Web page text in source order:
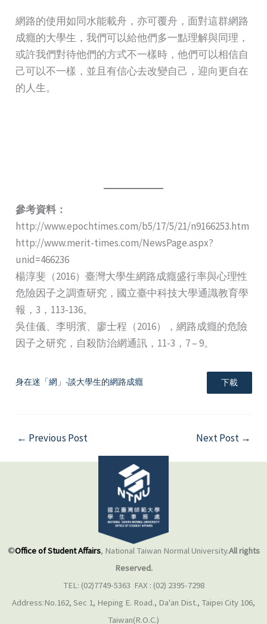
網路的使用如同水能載舟，亦可覆舟，面對這群網路
成癮的大學生，我們可以給他們多一點理解與同理，
或許我們對待他們的方式不一樣時，他們可以相信自
己可以不一樣，並且有信心去改變自己，迎向更自在
的人生。
參考資料：
http://www.epochtimes.com/b5/17/5/21/n9166253.htm
http://www.merit-times.com/NewsPage.aspx?
unid=466236
楊淳斐（2016）臺灣大學生網路成癮盛行率與心理性
危險因子之調查研究，國立臺中科技大學通識教育學
報，3，113-136。
吳佳儀、李明濱、廖士程（2016），網路成癮的危險
因子之研究，自殺防治網通訊，11-3，7 – 9。
身在迷「網」-談大學生的網路成癮 下載
← Previous Post Next Post →
©Office of Student Affairs, National Taiwan Normal University.All rights
Reserved.
TEL: (02)7749-5363 FAX : (02) 2395-7298
Address:No.162, Sec 1, Heping E. Road., Da'an Dist., Taipei City 106,
Taiwan(R.O.C.)